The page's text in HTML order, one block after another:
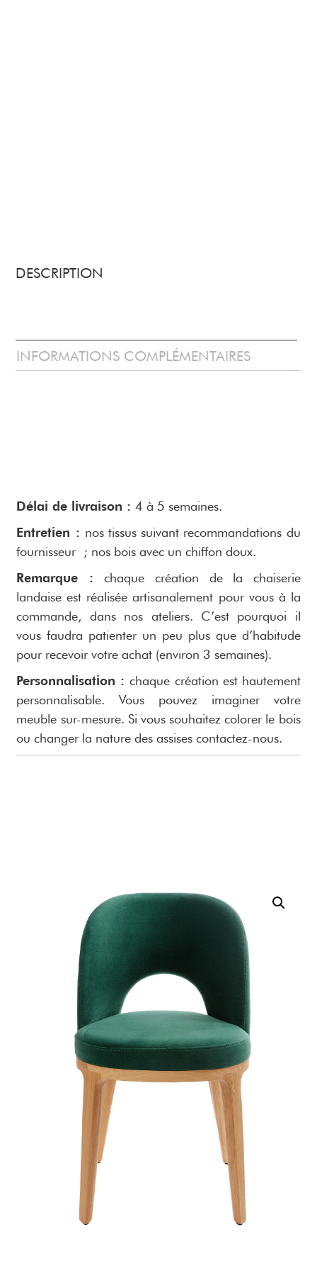
DESCRIPTION
INFORMATIONS COMPLÉMENTAIRES
Délai de livraison :4 à 5 semaines.
Entretien : nos tissus suivant recommandations du
fournisseur ; nos bois avec un chiffon doux.
Remarque :chaque création de la chaiserie
landaise est réalisée artisanalement pour vous à la
commande, dans nos ateliers. C’est pourquoi il
vous faudra patienter un peu plus que d’habitude
pour recevoir votre achat (environ 3 semaines).
Personnalisation :chaque création est hautement
personnalisable. Vous pouvez imaginer votre
meuble sur-mesure. Si vous souhaitez colorer le bois
ou changer la nature des assises contactez-nous.